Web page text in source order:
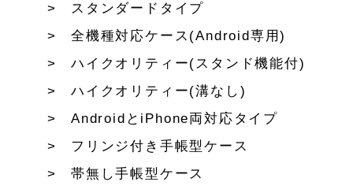
スタンダードタイプ
全機種対応ケース(Android専用)
ハイクオリティー(スタンド機能付)
ハイクオリティー(溝なし)
AndroidとiPhone両対応タイプ
フリンジ付き手帳型ケース
帯無し手帳型ケース